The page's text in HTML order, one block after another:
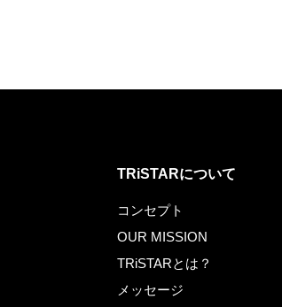
TRiSTARについて
コンセプト
OUR MISSION
TRiSTARとは？
メッセージ